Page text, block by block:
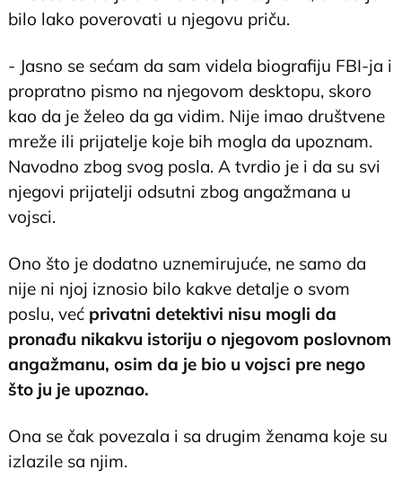
bilo lako poverovati u njegovu priču.
- Jasno se sećam da sam videla biografiju FBI-ja i
propratno pismo na njegovom desktopu, skoro
kao da je želeo da ga vidim. Nije imao društvene
mreže ili prijatelje koje bih mogla da upoznam.
Navodno zbog svog posla. A tvrdio je i da su svi
njegovi prijatelji odsutni zbog angažmana u
vojsci.
Ono što je dodatno uznemirujuće, ne samo da
nije ni njoj iznosio bilo kakve detalje o svom
poslu, već privatni detektivi nisu mogli da
pronađu nikakvu istoriju o njegovom poslovnom
angažmanu, osim da je bio u vojsci pre nego
što ju je upoznao.
Ona se čak povezala i sa drugim ženama koje su
izlazile sa njim.